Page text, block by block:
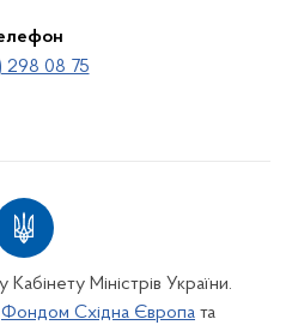
298 08 75
Кабінету Міністрів України.
Фондом Східна Європа та